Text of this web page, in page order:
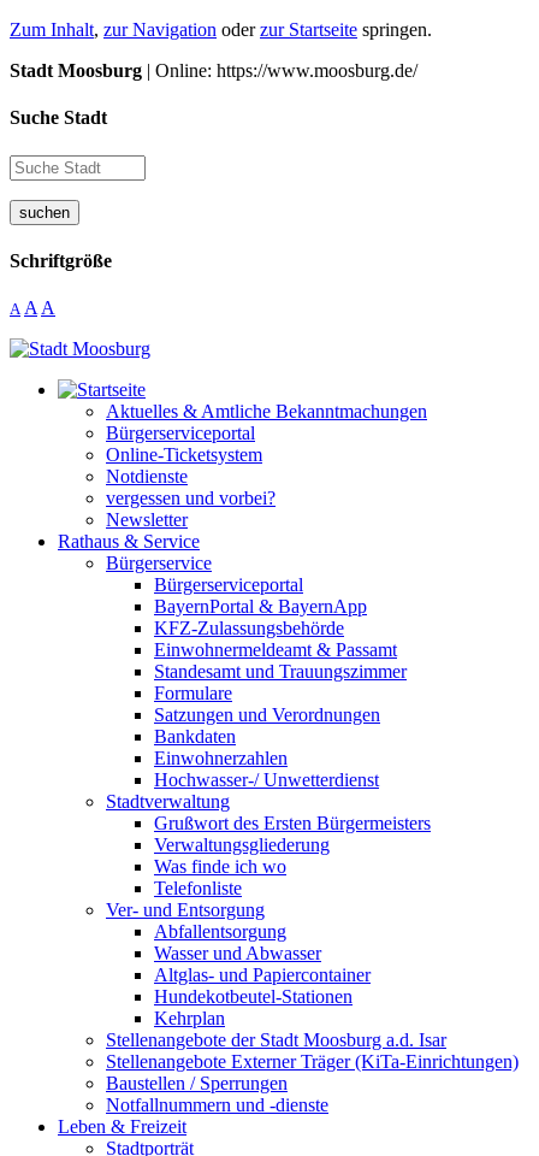
Zum Inhalt, zur Navigation oderzur Startseite springen.
Stadt Moosburg | Online: https://www.moosburg.de/
Suche Stadt
suchen
Schriftgröße
A A A
Aktuelles & Amtliche Bekanntmachungen
Bürgerserviceportal
Online-Ticketsystem
Notdienste
vergessen und vorbei?
Newsletter
Rathaus & Service
Bürgerservice
Bürgerserviceportal
BayernPortal & BayernApp
KFZ-Zulassungsbehörde
Einwohnermeldeamt & Passamt
Standesamt und Trauungszimmer
Formulare
Satzungen und Verordnungen
Bankdaten
Einwohnerzahlen
Hochwasser-/ Unwetterdienst
Stadtverwaltung
Grußwort des Ersten Bürgermeisters
Verwaltungsgliederung
Was finde ich wo
Telefonliste
Ver- und Entsorgung
Abfallentsorgung
Wasser und Abwasser
Altglas- und Papiercontainer
Hundekotbeutel-Stationen
Kehrplan
Stellenangebote der Stadt Moosburg a.d. Isar
Stellenangebote Externer Träger (KiTa-Einrichtungen)
Baustellen / Sperrungen
Notfallnummern und -dienste
Leben & Freizeit
Stadtporträt